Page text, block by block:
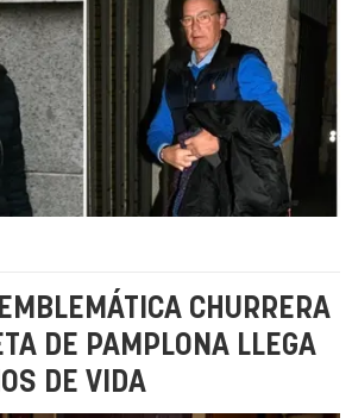
CHURRERA
DE PAMPLONA LLEGA
DE VIDA